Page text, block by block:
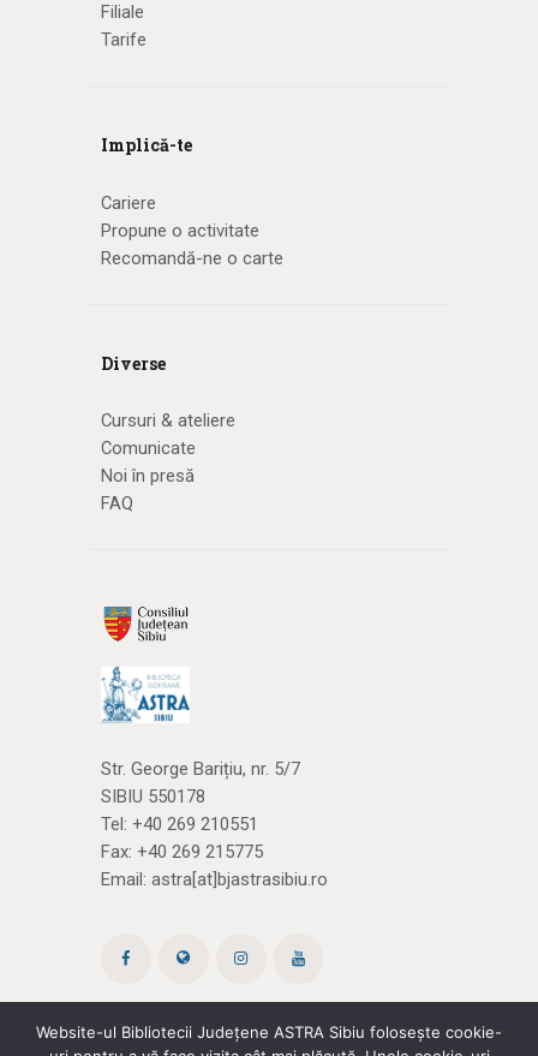
Filiale
Tarife
Implică-te
Cariere
Propune o activitate
Recomandă-ne o carte
Diverse
Cursuri & ateliere
Comunicate
Noi în presă
FAQ
Str. George Barițiu, nr. 5/7
SIBIU 550178
Tel: +40 269 210551
Fax: +40 269 215775
Email: astra[at]bjastrasibiu.ro
Website-ul Bibliotecii Județene ASTRA Sibiu folosește cookie-